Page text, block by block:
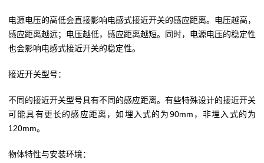
电源电压的高低会直接影响电感式接近开关的感应距离。电压越高，
感应距离越远；电压越低，感应距离越短。同时，电源电压的稳定性
也会影响电感式接近开关的稳定性。
接近开关型号：
不同的接近开关型号具有不同的感应距离。有些特殊设计的接近开关
可能具有更长的感应距离，如埋入式的为90mm，非埋入式的为
120mm。
物体特性与安装环境：